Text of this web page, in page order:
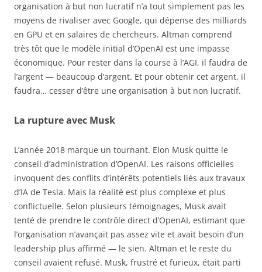
organisation à but non lucratif n’a tout simplement pas les
moyens de rivaliser avec Google, qui dépense des milliards
en GPU et en salaires de chercheurs. Altman comprend
très tôt que le modèle initial d’OpenAI est une impasse
économique. Pour rester dans la course à l’AGI, il faudra de
l’argent — beaucoup d’argent. Et pour obtenir cet argent, il
faudra… cesser d’être une organisation à but non lucratif.
La rupture avec Musk
L’année 2018 marque un tournant. Elon Musk quitte le
conseil d’administration d’OpenAI. Les raisons officielles
invoquent des conflits d’intérêts potentiels liés aux travaux
d’IA de Tesla. Mais la réalité est plus complexe et plus
conflictuelle. Selon plusieurs témoignages, Musk avait
tenté de prendre le contrôle direct d’OpenAI, estimant que
l’organisation n’avançait pas assez vite et avait besoin d’un
leadership plus affirmé — le sien. Altman et le reste du
conseil avaient refusé. Musk, frustré et furieux, était parti